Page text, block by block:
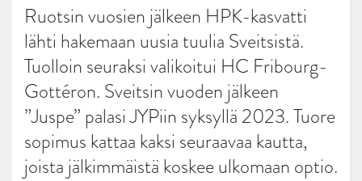
Ruotsin vuosien jälkeen HPK-kasvatti
lähti hakemaan uusia tuulia Sveitsistä.
Tuolloin seuraksi valikoitui HC Fribourg-
Gottéron. Sveitsin vuoden jälkeen
”Juspe” palasi JYPiin syksyllä 2023. Tuore
sopimus kattaa kaksi seuraavaa kautta,
joista jälkimmäistä koskee ulkomaan optio.